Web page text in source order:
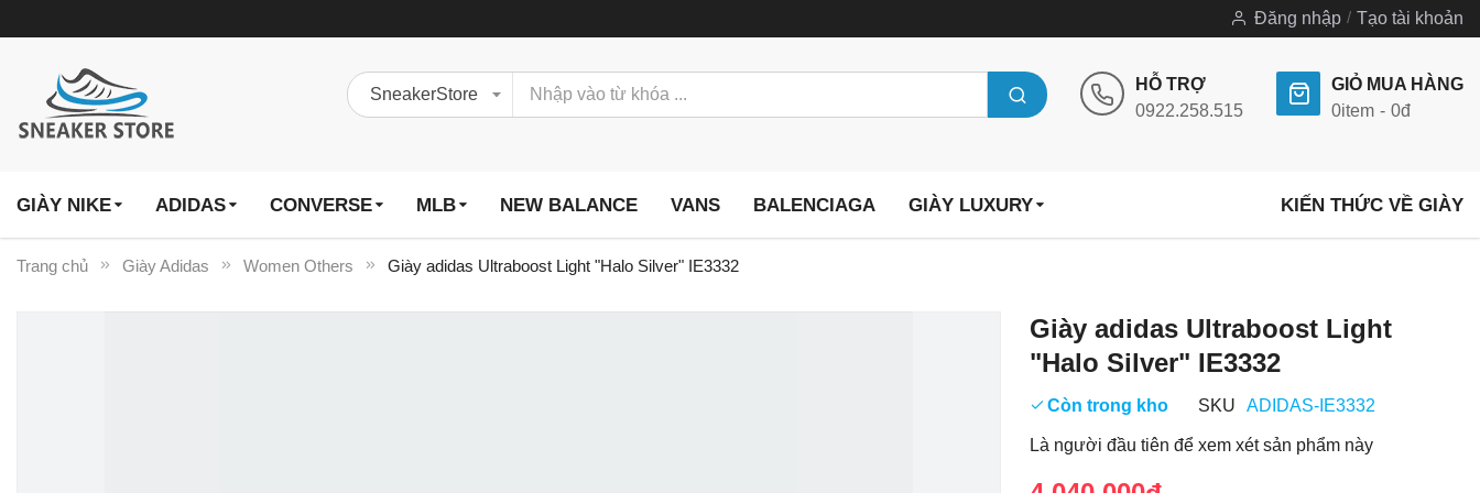
Đăng nhập Tạo tài khoản
HỖ TRỢ
0922.258.515
GIỎ MUA HÀNG
0item 0đ
GIÀY NIKE ADIDAS CONVERSE MLB NEW BALANCE VANS BALENCIAGA GIÀY LUXURY KIẾN THỨC VỀ GIÀY
Trang chủ Giày Adidas Women Others Giày adidas Ultraboost Light "Halo Silver" IE3332
Giày adidas Ultraboost Light
"Halo Silver" IE3332
Còn trong kho SKU ADIDAS-IE3332
Là người đầu tiên để xem xét sản phẩm này
Chuyển